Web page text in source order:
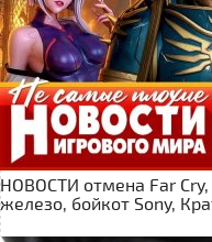
НОВОСТИ отмена Far
железо, бойкот Sony,